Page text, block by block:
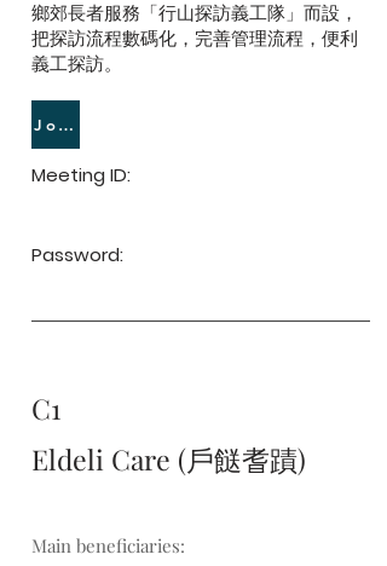
Join Meeting
鄉郊長者服務「行山探訪義工隊」而設，
把探訪流程數碼化，完善管理流程，便利
義工探訪。
Meeting ID:
Password:
C1
Eldeli Care (戶餸耆蹟)
Main beneficiaries: